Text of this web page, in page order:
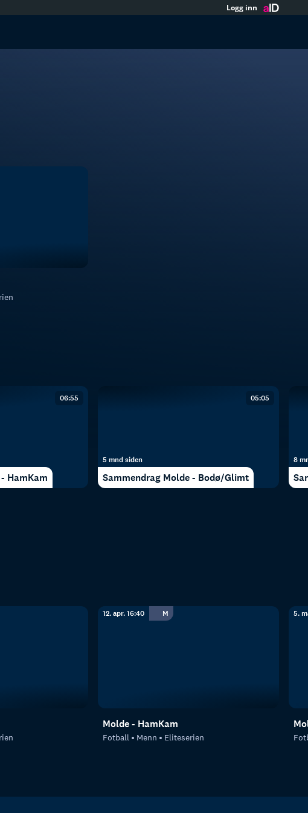
Logg inn
06:55
HamKam
05:05
5 mnd siden
Sammendrag Molde - Bodø/Glimt
8
12. apr. 16:40 M
Molde - HamKam
Fotball Menn Eliteserien
5.